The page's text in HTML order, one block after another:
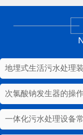
地埋式生活污水处理
次氯酸钠发生器的操
一体化污水处理设备